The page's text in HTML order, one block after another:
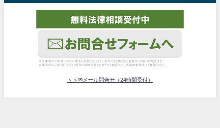
＞＞✉メール問合せ（24時間受付）